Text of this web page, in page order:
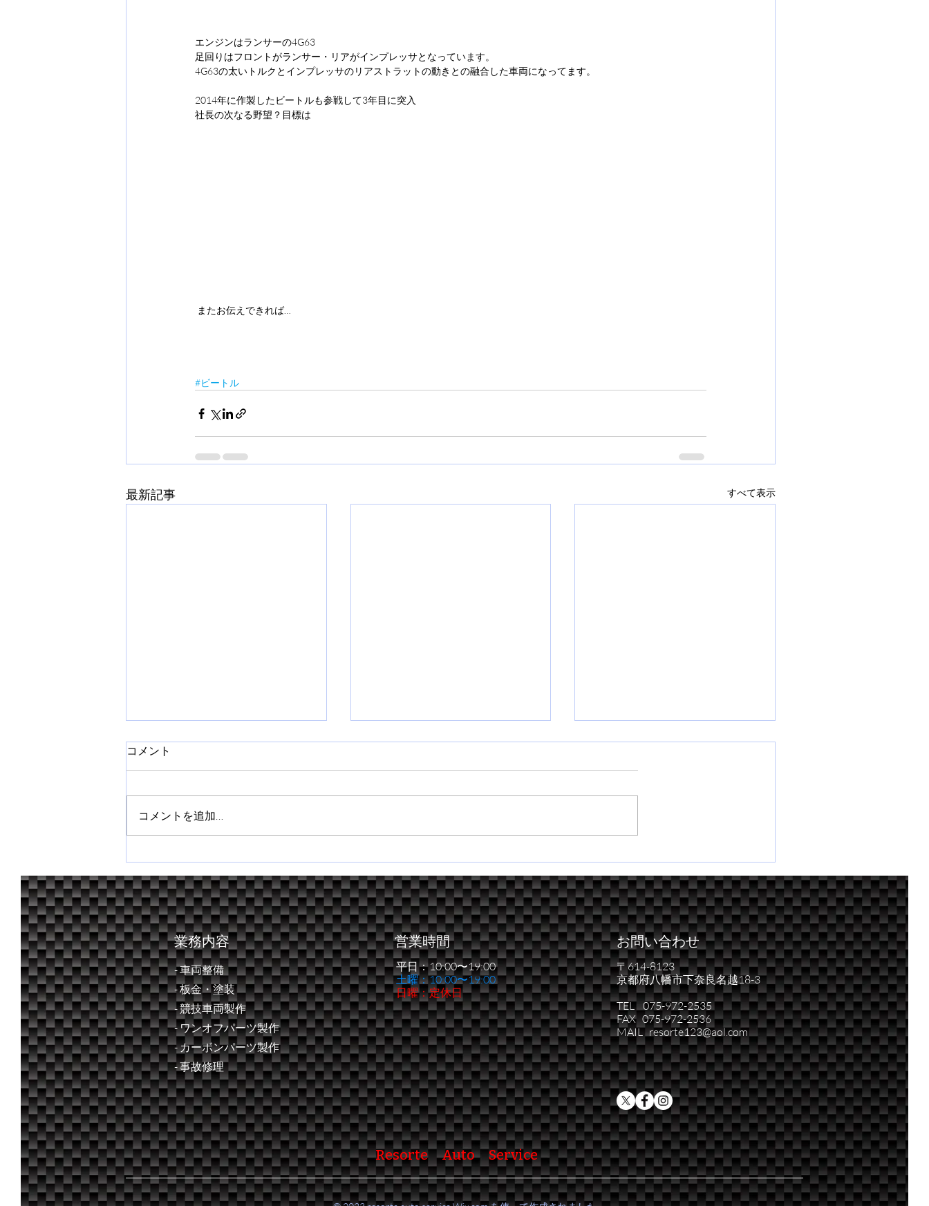
エンジンはランサーの4G63
足回りはフロントがランサー・リアがインプレッサとなっています。
4G63の太いトルクとインプレッサのリアストラットの動きとの融合した車両になってます。
2014年に作製したビートルも参戦して3年目に突入
社長の次なる野望？目標は
またお伝えできれば…
#ビートル
最新記事 すべて表示
全日本ラリー第３戦 ラリー
飛鳥２０２６
2026 近畿・四国ダートトラ
イアル第１戦
新たな競技車、スイフトがも
う一台。
コメント
コメントを追加…
業務内容
- 車両整備
- ​板金・塗装
- 競技車両製作
- ワンオフパーツ製作
- カーボンパーツ製作
- 事故修理
営業時間
平日：10:00〜19:00
​土曜：10:00〜19:00
日曜：定休日
お問い合わせ
〒614-8123
京都府八幡市下奈良名越18-3
TEL 075-972-2535
FAX 075-972-2536
MAIL resorte123@aol.com
Resorte Auto Service